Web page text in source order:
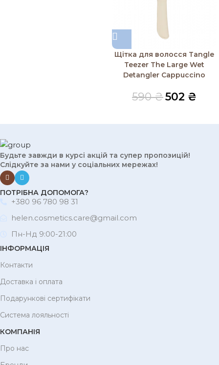
Щітка для волосся Tangle
Teezer The Large Wet
Detangler Cappuccino
590₴502 ₴
Будьте завжди в курсі акцій та супер пропозицій!
Слідкуйте за нами у соціальних мережах!
ПОТРІБНА ДОПОМОГА?
+380 96 780 98 31
helen.cosmetics.care@gmail.com
Пн-Нд 9:00-21:00
ІНФОРМАЦІЯ
Контакти
Доставка і оплата
Подарункові сертифікати
Система лояльності
КОМПАНІЯ
Про нас